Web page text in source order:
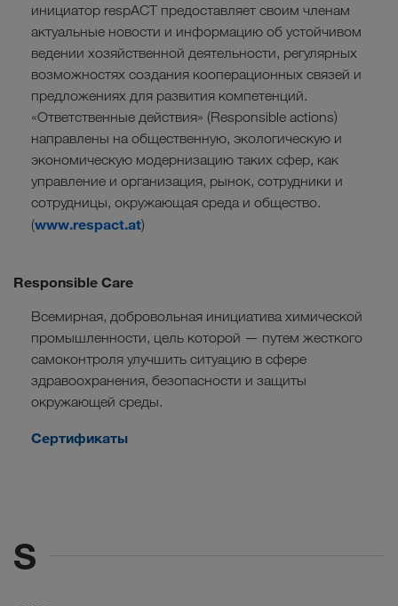
инициатор respACT предоставляет своим членам
актуальные новости и информацию об устойчивом
ведении хозяйственной деятельности, регулярных
возможностях создания кооперационных связей и
предложениях для развития компетенций.
«Ответственные действия» (Responsible actions)
направлены на общественную, экологическую и
экономическую модернизацию таких сфер, как
управление и организация, рынок, сотрудники и
сотрудницы, окружающая среда и общество.
(www.respact.at)
Responsible Care
Всемирная, добровольная инициатива химической
промышленности, цель которой — путем жесткого
самоконтроля улучшить ситуацию в сфере
здравоохранения, безопасности и защиты
окружающей среды.
Сертификаты
S